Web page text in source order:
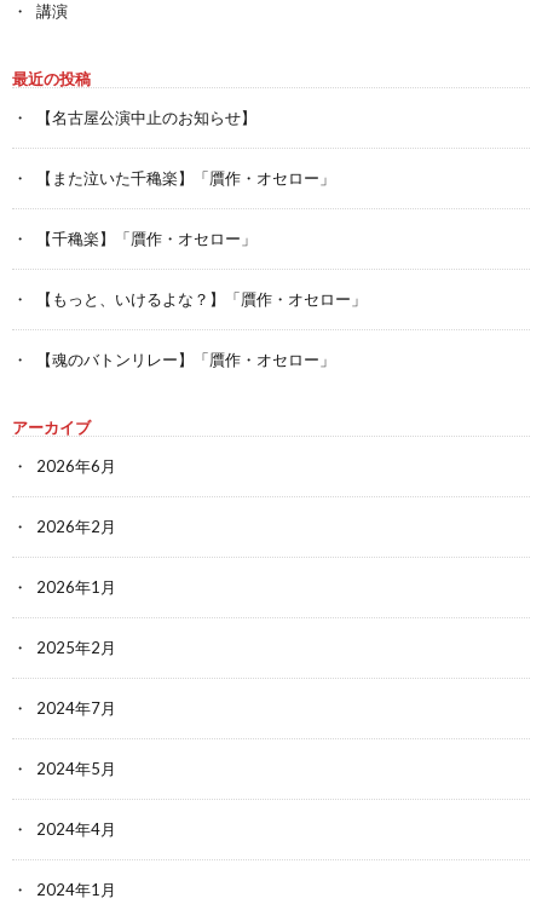
講演
最近の投稿
【名古屋公演中止のお知らせ】
【また泣いた千穐楽】「贋作・オセロー」
【千穐楽】「贋作・オセロー」
【もっと、いけるよな？】「贋作・オセロー」
【魂のバトンリレー】「贋作・オセロー」
アーカイブ
2026年6月
2026年2月
2026年1月
2025年2月
2024年7月
2024年5月
2024年4月
2024年1月